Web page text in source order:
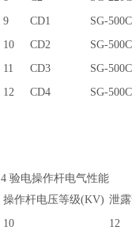
9
CD1
SG-500C
10
CD2
SG-500C
11
CD3
SG-500C
12
CD4 SG-500C
4 验电操作杆电气性能
操作杆电压等级(KV) 泄
10
12